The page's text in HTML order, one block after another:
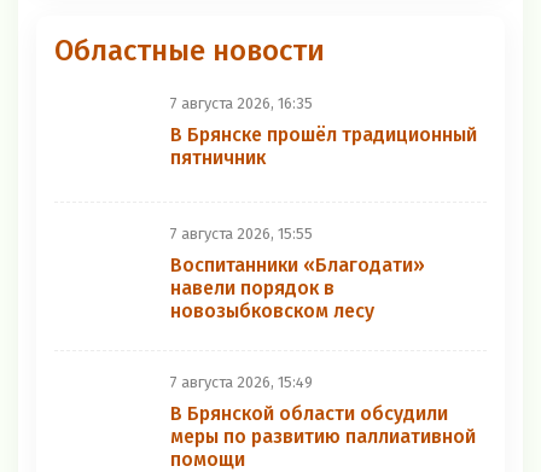
Областные новости
7 августа 2026, 16:35
В Брянске прошёл традиционный
пятничник
7 августа 2026, 15:55
Воспитанники «Благодати»
навели порядок в
новозыбковском лесу
7 августа 2026, 15:49
В Брянской области обсудили
меры по развитию паллиативной
помощи